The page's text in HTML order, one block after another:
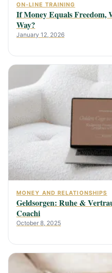
ON-LINE TRAINING
If Money Equals Freedom,
Way?
January 12, 2026
MONEY AND RELATIONSHIPS
Geldsorgen: Ruhe &
Coachi
October 8, 2025